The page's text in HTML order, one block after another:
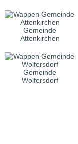
Gemeinde
Attenkirchen
Gemeinde
Wolfersdorf